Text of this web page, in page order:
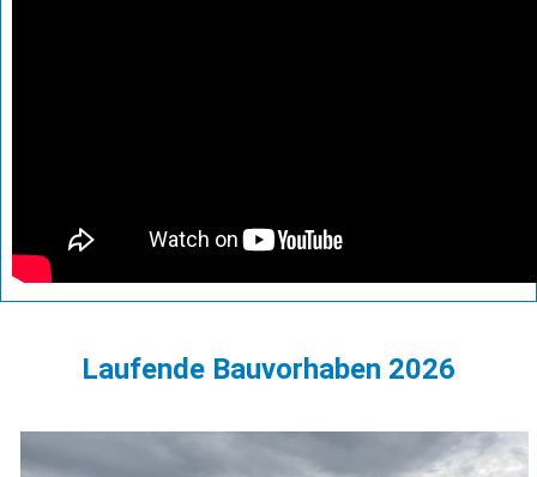
Laufende Bauvorhaben 2026